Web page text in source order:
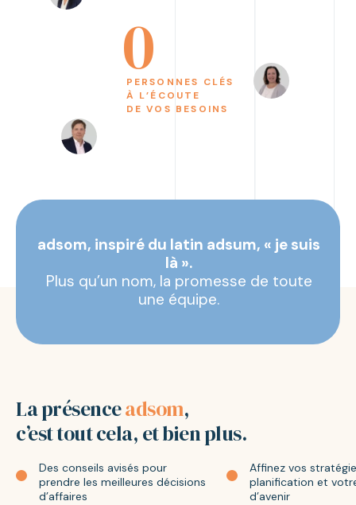
0
PERSONNES CLÉS
À L’ÉCOUTE
DE VOS BESOINS
adsom, inspiré du latin adsum, « je suis
là ».
Plus qu’un nom, la promesse de toute
une équipe.
La présenceadsom,
c’est tout cela, et bien plus.
Des conseils avisés pour
prendre les meilleures décisions
d’affaires
Affinez vos
planification et
d’avenir